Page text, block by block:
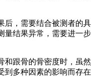
后，需要结合被测者的具
量结果异常，需要进一步
和跟骨的骨密度时，虽然
到多种因素的影响而存在